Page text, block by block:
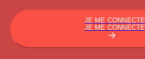
JE ME CONNECTE
JE ME CONNECTE